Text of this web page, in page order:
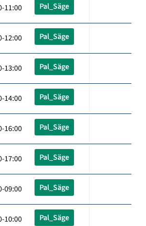
11:00 Pal_Säge
12:00 Pal_Säge
13:00 Pal_Säge
14:00 Pal_Säge
16:00 Pal_Säge
17:00 Pal_Säge
09:00 Pal_Säge
10:00 Pal_Säge